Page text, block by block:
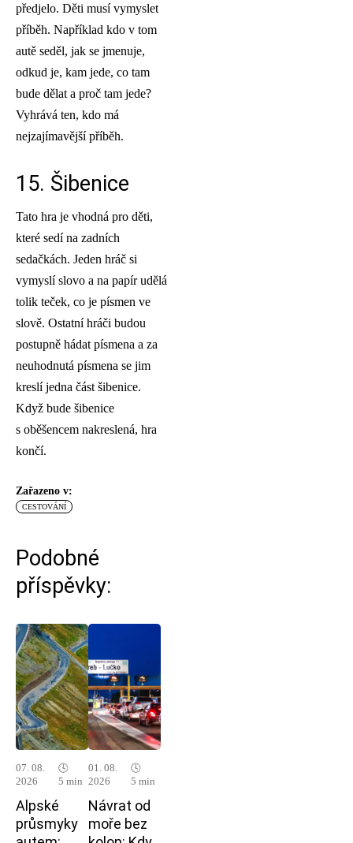
předjelo. Děti musí vymyslet
příběh. Například kdo v tom
autě seděl, jak se jmenuje,
odkud je, kam jede, co tam
bude dělat a proč tam jede?
Vyhrává ten, kdo má
nejzajímavější příběh.
15. Šibenice
Tato hra je vhodná pro děti,
které sedí na zadních
sedačkách. Jeden hráč si
vymyslí slovo a na papír udělá
tolik teček, co je písmen ve
slově. Ostatní hráči budou
postupně hádat písmena a za
neuhodnutá písmena se jim
kreslí jedna část šibenice.
Když bude šibenice
s oběšencem nakreslená, hra
končí.
Zařazeno v:
CESTOVÁNÍ
Podobné
příspěvky:
07. 08.
2026
🕓
5 min
Alpské
průsmyky
01. 08.
2026
🕓
5 min
Návrat od
moře bez